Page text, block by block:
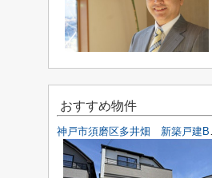
おすすめ物件